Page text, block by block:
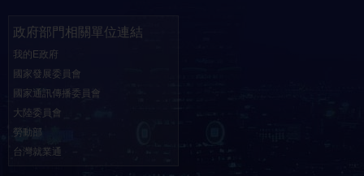
政府部門相關單位連結
我的E政府
國家發展委員會
國家通訊傳播委員會
大陸委員會
勞動部
台灣就業通